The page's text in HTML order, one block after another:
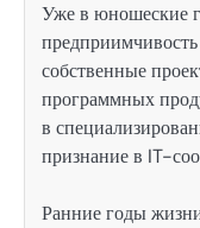
Уже в юношеские
предприимчивость
собственные
программных
в
признание в IT-
Ранние годы